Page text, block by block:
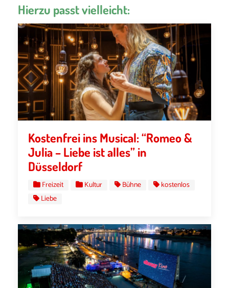
Hierzu passt vielleicht:
Kostenfrei ins Musical: “Romeo &
Julia – Liebe ist alles” in
Düsseldorf
Freizeit Kultur Bühne
kostenlos
Liebe